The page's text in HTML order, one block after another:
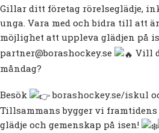
Gillar ditt företag rörelseglädje,
unga. Vara med och bidra till att
möjlighet att uppleva glädjen på
partner@borashockey.se
Vill
måndag?
Besök borashockey.se/iskul
Tillsammans bygger vi framtidens
glädje och gemenskap på isen!